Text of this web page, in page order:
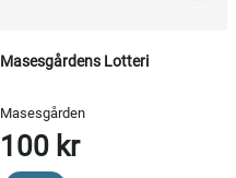
Masesgårdens Lotteri
Masesgården
100 kr